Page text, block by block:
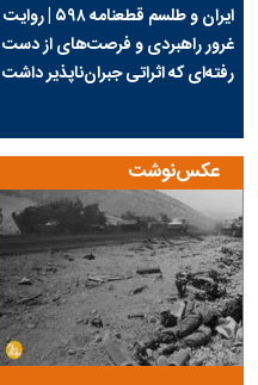
ایران و طلسم قطعنامه ۵۹۸ | روایت
غرور راهبردی و فرصت‌های از دست
رفته‌ای که اثراتی جبران‌ناپذیر داشت
عکس‌نوشت